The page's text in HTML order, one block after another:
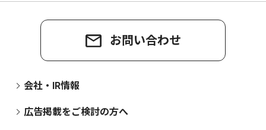
お問い合わせ
会社・IR情報
広告掲載をご検討の方へ